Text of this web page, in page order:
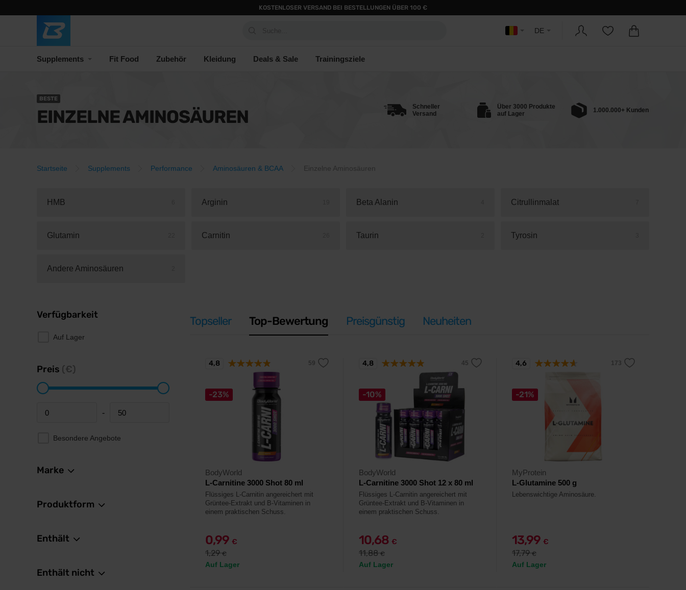
KOSTENLOSER VERSAND BEI BESTELLUNGEN ÜBER 100 €
DE
Supplements Fit Food Zubehör Kleidung Deals & Sale Trainingsziele
BESTE
EINZELNE AMINOSÄUREN
Schneller
Versand
Über 3000 Produkte
auf Lager
1.000.000+ Kunden
Startseite Supplements Performance Aminosäuren & BCAA Einzelne Aminosäuren
HMB Arginin Beta Alanin Citrullinmalat
Glutamin Carnitin Taurin Tyrosin
Andere Aminosäuren
Verfügbarkeit
Auf Lager
Preis (€)
Minimum price -
Maximum price
Besondere Angebote
Marke
Produktform
Enthält
Enthält nicht
Topseller Top-Bewertung Preisgünstig Neuheiten
-23%
BodyWorld
L-Carnitine 3000 Shot 80 ml
Flüssiges L-Carnitin angereichert mit
Grüntee-Extrakt und B-Vitaminen in
einem praktischen Schuss.
0,99 €
1,29€
Auf Lager
4,8
-10%
BodyWorld
L-Carnitine 3000 Shot 12 x 80 ml
Flüssiges L-Carnitin angereichert mit
Grüntee-Extrakt und B-Vitaminen in
einem praktischen Schuss.
10,68 €
11,88€
Auf Lager
4,8
-21%
MyProtein
L-Glutamine 500 g
Lebenswichtige Aminosäure.
13,99 €
17,79€
Auf Lager
4,6